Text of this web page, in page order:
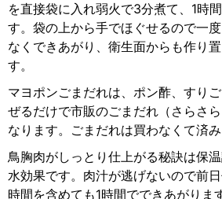
を直接袋に入れ弱火で3分煮て、1時
す。袋の上から手でほぐせるので一
なくできあがり、衛生面からも作り
す。
マヨポンごまだれは、ポン酢、すり
ぜるだけで市販のごまだれ（さらさ
なります。ごまだれは買わなくて済み
鳥胸肉がしっとり仕上がる秘訣は保
水効果です。肉汁が逃げないので前
時間を含めても1時間でできあがりま